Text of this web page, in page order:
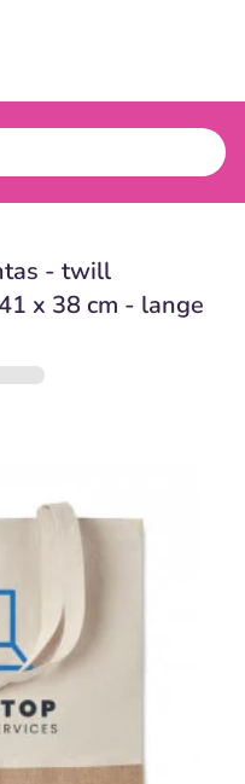
- twill
x 38 cm - lange